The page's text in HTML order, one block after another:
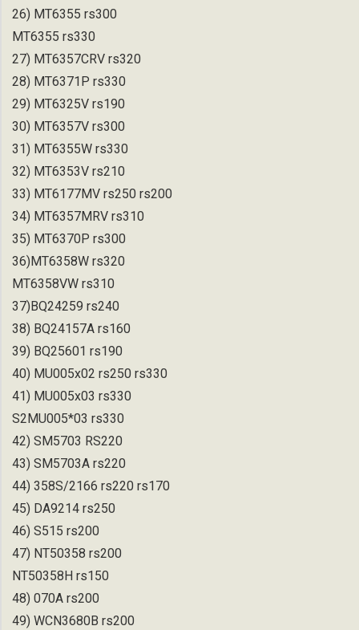
26) MT6355 rs300
MT6355 rs330
27) MT6357CRV rs320
28) MT6371P rs330
29) MT6325V rs190
30) MT6357V rs300
31) MT6355W rs330
32) MT6353V rs210
33) MT6177MV rs250 rs200
34) MT6357MRV rs310
35) MT6370P rs300
36)MT6358W rs320
MT6358VW rs310
37)BQ24259 rs240
38) BQ24157A rs160
39) BQ25601 rs190
40) MU005x02 rs250 rs330
41) MU005x03 rs330
S2MU005*03 rs330
42) SM5703 RS220
43) SM5703A rs220
44) 358S/2166 rs220 rs170
45) DA9214 rs250
46) S515 rs200
47) NT50358 rs200
NT50358H rs150
48) 070A rs200
49) WCN3680B rs200